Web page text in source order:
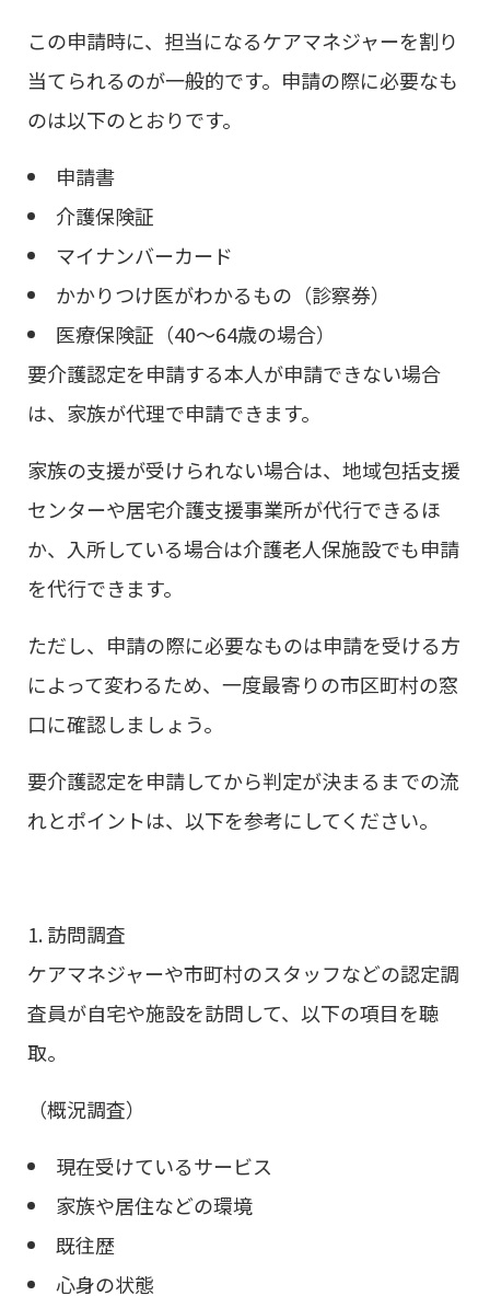
この申請時に、担当になるケアマネジャーを割り
当てられるのが一般的です。申請の際に必要なも
のは以下のとおりです。
申請書
介護保険証
マイナンバーカード
かかりつけ医がわかるもの（診察券）
医療保険証（40～64歳の場合）
要介護認定を申請する本人が申請できない場合
は、家族が代理で申請できます。
家族の支援が受けられない場合は、地域包括支援
センターや居宅介護支援事業所が代行できるほ
か、入所している場合は介護老人保施設でも申請
を代行できます。
ただし、申請の際に必要なものは申請を受ける方
によって変わるため、一度最寄りの市区町村の窓
口に確認しましょう。
要介護認定を申請してから判定が決まるまでの流
れとポイントは、以下を参考にしてください。
訪問調査
ケアマネジャーや市町村のスタッフなどの認定調
査員が自宅や施設を訪問して、以下の項目を聴
取。
（概況調査）
現在受けているサービス
家族や居住などの環境
既往歴
心身の状態